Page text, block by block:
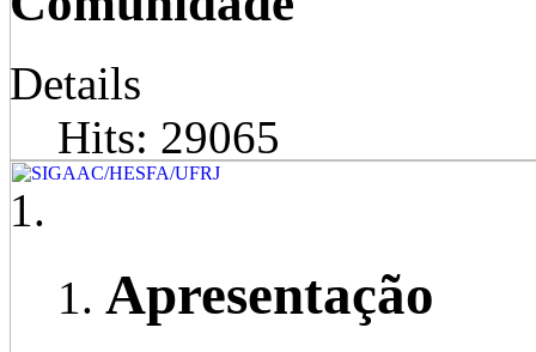
Details
Hits: 29065
Apresentação